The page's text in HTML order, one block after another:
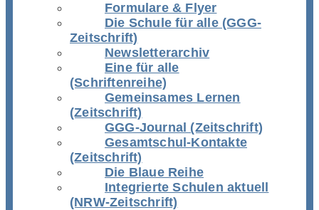
Formulare & Flyer
Die Schule für alle (GGG-
Zeitschrift)
Newsletterarchiv
Eine für alle
(Schriftenreihe)
Gemeinsames Lernen
(Zeitschrift)
GGG-Journal (Zeitschrift)
Gesamtschul-Kontakte
(Zeitschrift)
Die Blaue Reihe
Integrierte Schulen aktuell
(NRW-Zeitschrift)